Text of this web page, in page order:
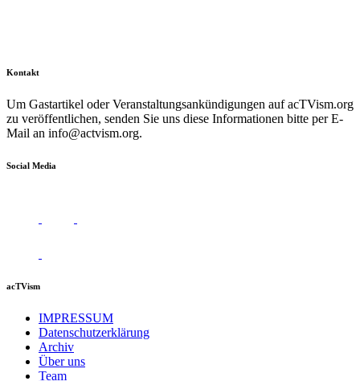
Kontakt
Um Gastartikel oder Veranstaltungsankündigungen auf acTVism.org
zu veröffentlichen, senden Sie uns diese Informationen bitte per E-
Mail an info@actvism.org.
Social Media
acTVism
IMPRESSUM
Datenschutzerklärung
Archiv
Über uns
Team